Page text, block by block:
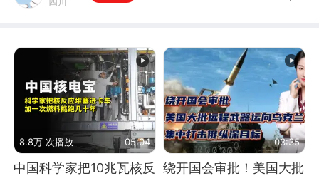
8.8万 次播放 05:04
中国科学家把10兆瓦核反
03:35
绕开国会审批！美国大批